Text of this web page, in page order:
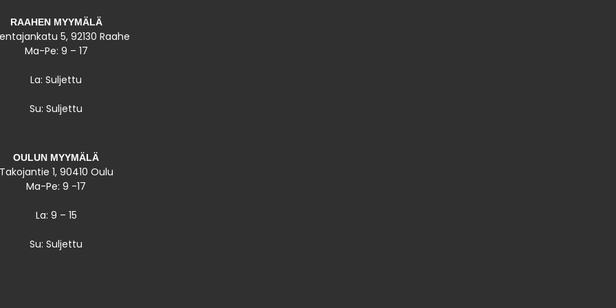
RAAHEN MYYMÄLÄ
5, 92130 Raahe
Ma-Pe: 9 – 17
La: Suljettu
Su: Suljettu
OULUN MYYMÄLÄ
1, 90410 Oulu
Ma-Pe: 9 -17
La: 9 – 15
Su: Suljettu